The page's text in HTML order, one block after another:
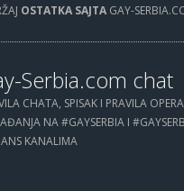
OSTATKA SAJTA GAY-
Serbia.com chat
CHATA, SPISAK I PRAVILA
NA #GAYSERBIA I
KANALIMA